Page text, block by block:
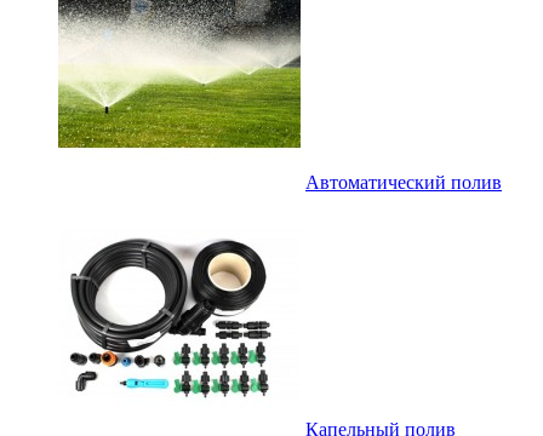
Автоматический полив
Капельный полив